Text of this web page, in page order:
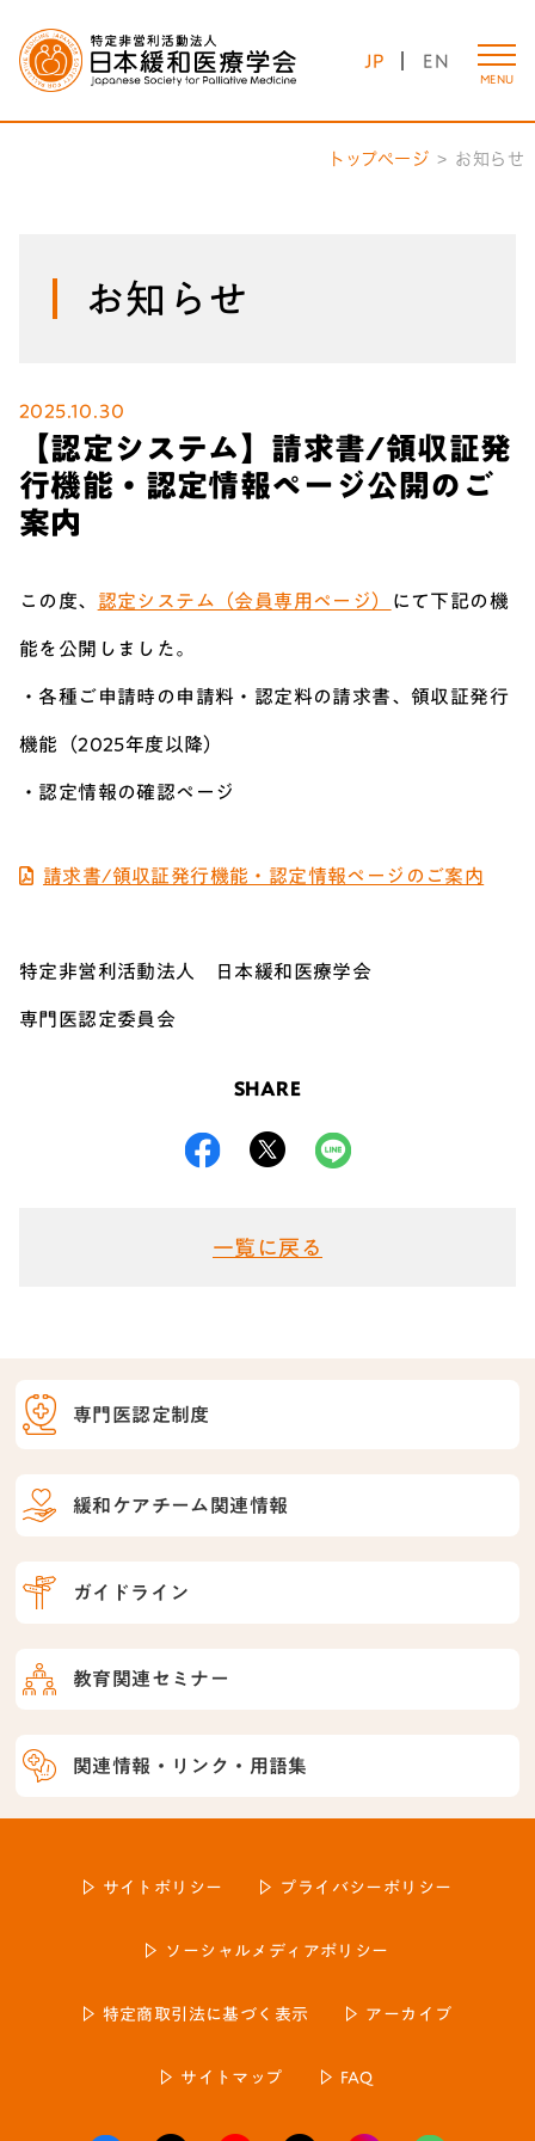
JP EN
MENU
トップページ お知らせ
専門医認定制度
緩和ケアチーム関連情報
ガイドライン
教育関連セミナー
関連情報・リンク・用語集
お知らせ
2025.10.30
【認定システム】請求書/領収証発
行機能・認定情報ページ公開のご
案内
この度、 認定システム（会員専用ページ） にて下記の機
能を公開しました。
・各種ご申請時の申請料・認定料の請求書、領収証発行
機能（2025年度以降）
・認定情報の確認ページ
請求書/領収証発行機能・認定情報ページのご案内
特定非営利活動法人 日本緩和医療学会
専門医認定委員会
SHARE
一覧に戻る
サイトポリシー プライバシーポリシー
ソーシャルメディアポリシー
特定商取引法に基づく表示 アーカイブ
サイトマップ FAQ